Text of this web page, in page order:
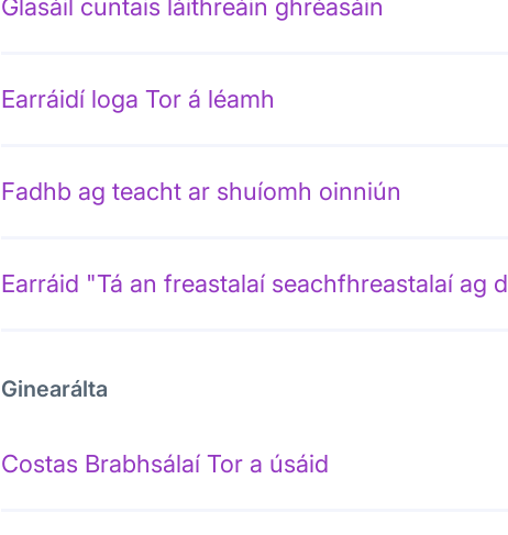
Glasáil cuntais láithreáin ghréasáin
Earráidí loga Tor á léamh
Fadhb ag teacht ar shuíomh oinniún
Earráid "Tá an freastalaí seachfhreastalaí ag
Ginearálta
Costas Brabhsálaí Tor a úsáid